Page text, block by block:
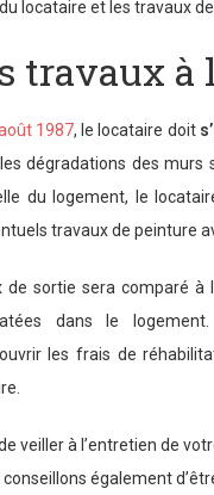
locataire et les travaux
travaux à
1987, le locataire doit
dégradations des
du logement, le
travaux de peinture
de sortie sera comparé à
dans le
les frais de
veiller à l’entretien de
également